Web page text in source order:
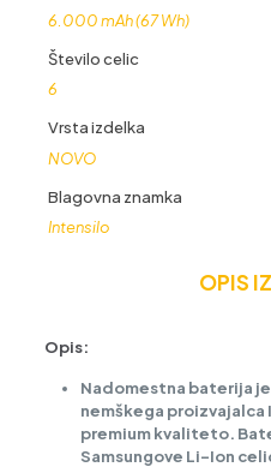
6.000 mAh (67 Wh)
Število celic
6
Vrsta izdelka
NOVO
Blagovna znamka
Intensilo
OPIS
Opis:
Nadomestna baterija
nemškega
premium kvaliteto.
Samsungove Li-Ion